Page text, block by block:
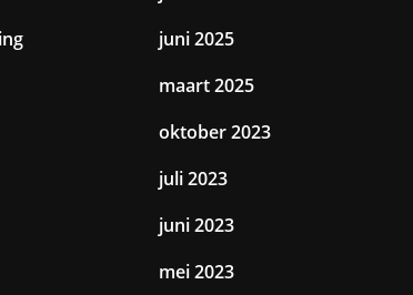
juni 2025
maart 2025
oktober 2023
juli 2023
juni 2023
mei 2023